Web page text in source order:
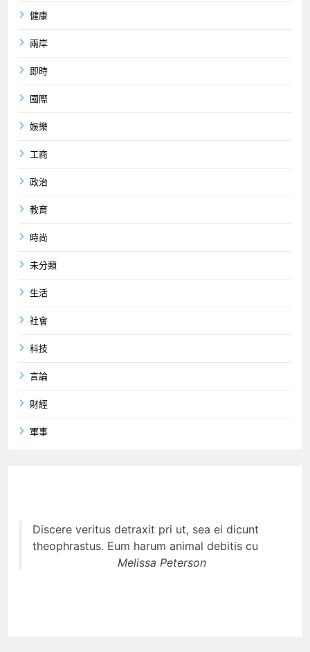
健康
兩岸
即時
國際
娛樂
工商
政治
教育
時尚
未分類
生活
社會
科技
言論
財經
軍事
Discere veritus detraxit pri ut, sea ei dicunt
theophrastus. Eum harum animal debitis cu
Melissa Peterson